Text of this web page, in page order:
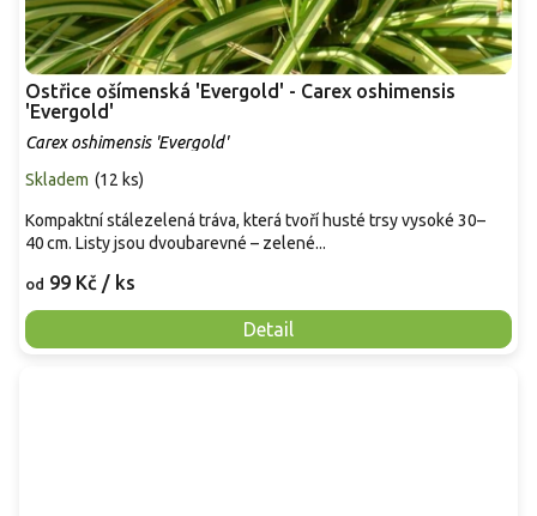
Ostřice ošímenská 'Evergold' - Carex oshimensis
'Evergold'
Carex oshimensis 'Evergold'
Skladem (12 ks)
od 99 Kč / ks
Detail
Kompaktní stálezelená tráva, která tvoří husté trsy vysoké 30–
40 cm. Listy jsou dvoubarevné – zelené...